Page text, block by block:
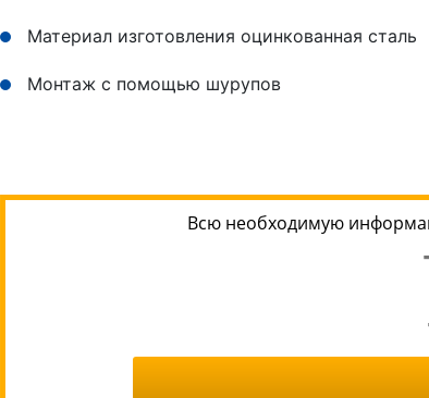
Материал изготовления оцинкованная сталь
Монтаж с помощью шурупов
Всю необходимую